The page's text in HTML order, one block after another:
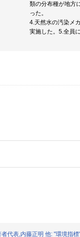
類の分布種が地方
った。
4.天然水の汚染メ
実施した。5.全員
代表,内藤正明 他: "環境指